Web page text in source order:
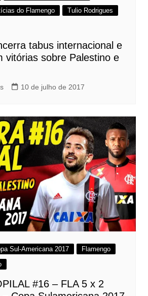
do Flamengo
Tulio Rodrigues
tabus internacional e
vitórias sobre Palestino e
10 de julho de 2017
Sul-Americana 2017
Flamengo
#16 – FLA 5 x 2